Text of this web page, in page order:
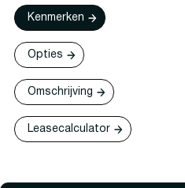
Kenmerken
Opties
Omschrijving
Leasecalculator